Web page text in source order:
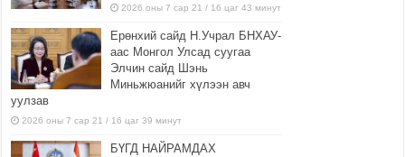
2026 оны 7 сар 21 / 16 цаг 43 минут
Ерөнхий сайд Н.Учрал БНХАУ-
аас Монгол Улсад суугаа
Элчин сайд Шэнь
Миньжюанийг хүлээн авч
уулзав
2026 оны 7 сар 21 / 16 цаг 39 минут
БҮГД НАЙРАМДАХ